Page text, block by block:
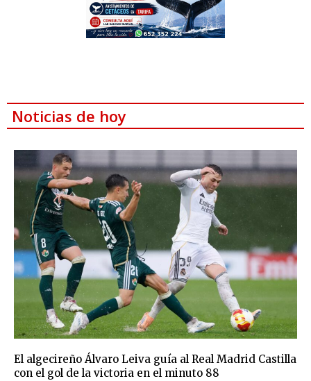
Noticias de hoy
El algecireño Álvaro Leiva guía al Real Madrid Castilla
con el gol de la victoria en el minuto 88